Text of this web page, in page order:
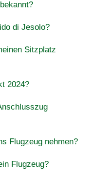
di Jesolo?
Sitzplatz
2024?
Flugzeug nehmen?
Flugzeug?